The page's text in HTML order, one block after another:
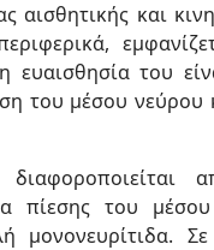
και
του
του μέσου
πίεσης του
Σε